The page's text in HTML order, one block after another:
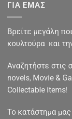
ΓΙΑ ΕΜΑΣ
Βρείτε μεγάλη
κουλτούρα και
Αναζητήστε στις
novels, Movie &
Collectable items!
To κατάστημα μας